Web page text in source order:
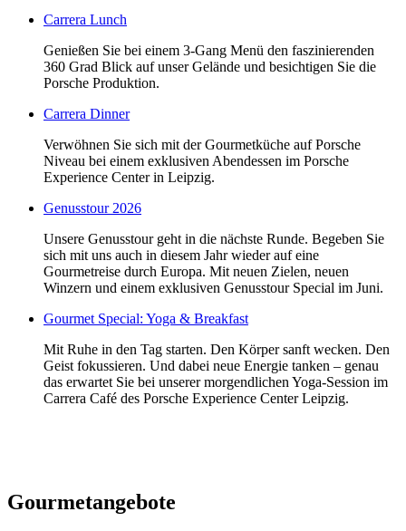
Carrera Lunch
Genießen Sie bei einem 3-Gang Menü den faszinierenden
360 Grad Blick auf unser Gelände und besichtigen Sie die
Porsche Produktion.
Carrera Dinner
Verwöhnen Sie sich mit der Gourmetküche auf Porsche
Niveau bei einem exklusiven Abendessen im Porsche
Experience Center in Leipzig.
Genusstour 2026
Unsere Genusstour geht in die nächste Runde. Begeben Sie
sich mit uns auch in diesem Jahr wieder auf eine
Gourmetreise durch Europa. Mit neuen Zielen, neuen
Winzern und einem exklusiven Genusstour Special im Juni.
Gourmet Special: Yoga & Breakfast
Mit Ruhe in den Tag starten. Den Körper sanft wecken. Den
Geist fokussieren. Und dabei neue Energie tanken – genau
das erwartet Sie bei unserer morgendlichen Yoga-Session im
Carrera Café des Porsche Experience Center Leipzig.
Gourmetangebote